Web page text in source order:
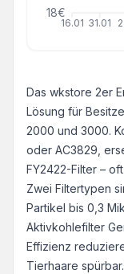
16.01 31.01
18€
Das wkstore 2er
Lösung für
2000 und 3000.
oder AC3829,
FY2422-Filter –
Zwei Filtertypen
Partikel bis 0,3
Aktivkohlefilter
Effizienz
Tierhaare